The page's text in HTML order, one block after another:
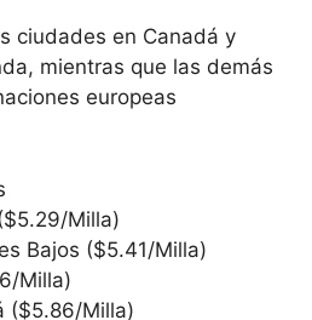
ciudades en Canadá y
mientras que las demás
europeas
Milla)
Bajos ($5.41/Milla)
Milla)
($5.86/Milla)